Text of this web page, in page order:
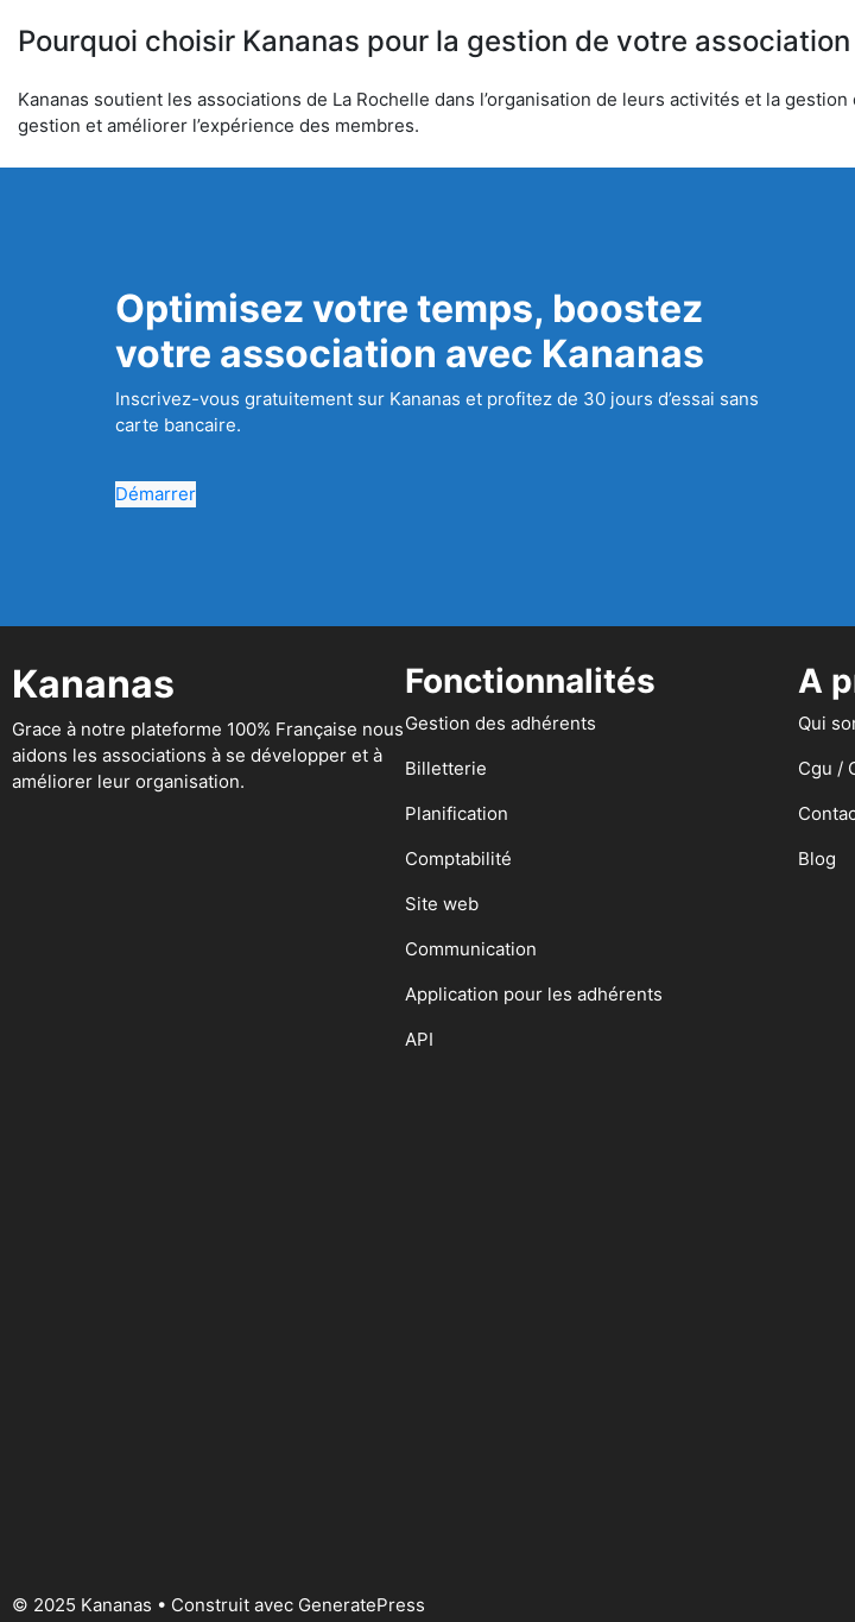
Pourquoi choisir Kananas pour la gestion de votre association
Kananas soutient les associations de La Rochelle dans l’organisation de leurs activités et la
gestion et améliorer l’expérience des membres.
Optimisez votre temps, boostez
votre association avec Kananas
Inscrivez-vous gratuitement sur Kananas et profitez de 30 jours d’essai sans
carte bancaire.
Démarrer
Kananas
Grace à notre plateforme 100% Française nous
aidons les associations à se développer et à
améliorer leur organisation.
Fonctionnalités
Gestion des adhérents
Billetterie
Planification
Comptabilité
Site web
Communication
Application pour les adhérents
API
A
Qui
Cgu /
Blog
© 2025 Kananas • Construit avec GeneratePress